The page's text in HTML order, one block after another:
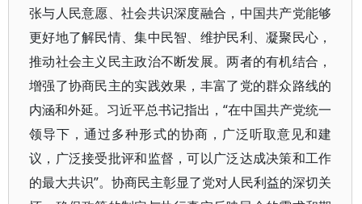
张与人民意愿、社会共识深度融合，中国共产党能够
更好地了解民情、集中民智、维护民利、凝聚民心，
推动社会主义民主政治不断发展。两者的有机结合，
增强了协商民主的实践效果，丰富了党的群众路线的
内涵和外延。习近平总书记指出，“在中国共产党统一
领导下，通过多种形式的协商，广泛听取意见和建
议，广泛接受批评和监督，可以广泛达成决策和工作
的最大共识”。协商民主彰显了党对人民利益的深切关